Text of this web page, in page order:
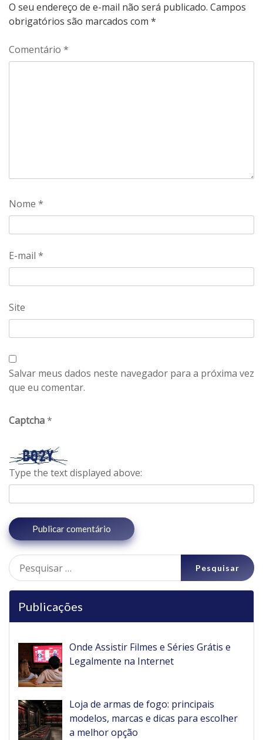
O seu endereço de e-mail não será publicado. Campos
obrigatórios são marcados com *
Comentário *
Nome *
E-mail *
Site
Salvar meus dados neste navegador para a próxima vez
que eu comentar.
Captcha*
Type the text displayed above:
Pesquisar
por:
Publicações
Onde Assistir Filmes e Séries Grátis e
Legalmente na Internet
Loja de armas de fogo: principais
modelos, marcas e dicas para escolher
a melhor opção